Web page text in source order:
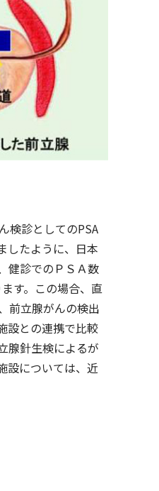
検診としてのPSA
したように、日本
健診でのＰＳＡ数
す。この場合、直
前立腺がんの検出
設との連携で比較
腺針生検によるが
設については、近